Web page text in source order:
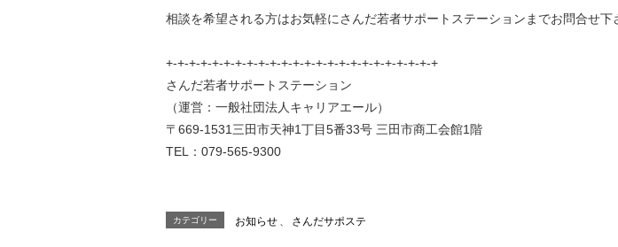
相談を希望される方はお気軽にさんだ若者サポートステーションまでお問合せ下
+-+-+-+-+-+-+-+-+-+-+-+-+-+-+-+-+-+-+-+-+-+-+-+
さんだ若者サポートステーション
（運営：一般社団法人キャリアエール）
〒669-1531三田市天神1丁目5番33号 三田市商工会館1階
TEL：079-565-9300
カテゴリー お知らせ 、 さんだサポステ